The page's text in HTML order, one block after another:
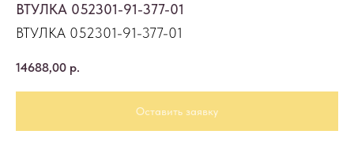
ВТУЛКА 052301-91-377-01
ВТУЛКА 052301-91-377-01
14688,00 р.
Оставить заявку